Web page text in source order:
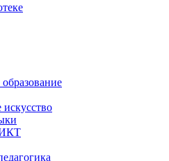
искусство